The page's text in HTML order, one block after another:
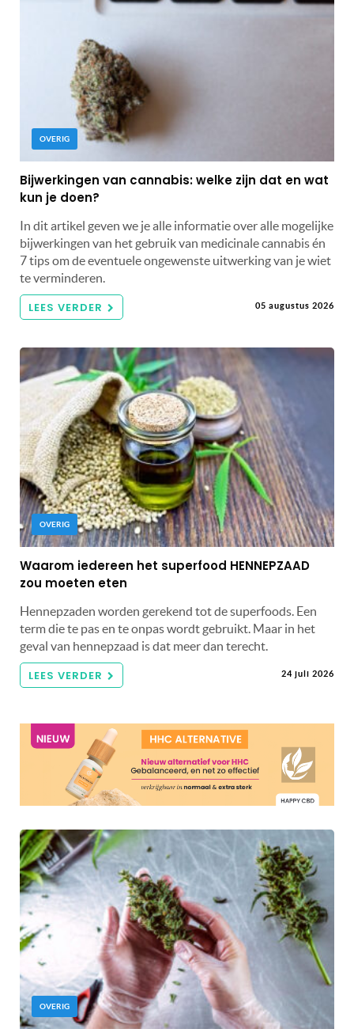
OVERIG
Bijwerkingen van cannabis: welke zijn dat en wat
kun je doen?
In dit artikel geven we je alle informatie over alle mogelijke
bijwerkingen van het gebruik van medicinale cannabis én
7 tips om de eventuele ongewenste uitwerking van je wiet
te verminderen.
LEES VERDER 05 augustus 2026
OVERIG
Waarom iedereen het superfood HENNEPZAAD
zou moeten eten
Hennepzaden worden gerekend tot de superfoods. Een
term die te pas en te onpas wordt gebruikt. Maar in het
geval van hennepzaad is dat meer dan terecht.
LEES VERDER 24 juli 2026
OVERIG